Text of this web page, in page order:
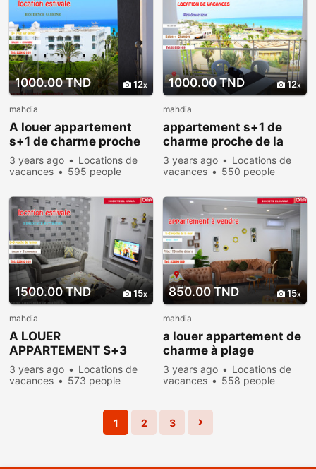
1000.00 TND 12
mahdia
A louer appartement
s+1 de charme proche
de la plage et vue mer
3 years ago
Locations de
vacances
595 people
1000.00 TND 12
mahdia
appartement s+1 de
charme proche de la
plage et vue mer
3 years ago
Locations de
vacances
550 people
1500.00 TND 15
mahdia
A LOUER
APPARTEMENT S+3
NEUF AVEC PARKING
3 years ago
Locations de
vacances
573 people
850.00 TND 15
mahdia
a louer appartement de
charme à plage
baghdedi
3 years ago
Locations de
vacances
558 people
1 2 3